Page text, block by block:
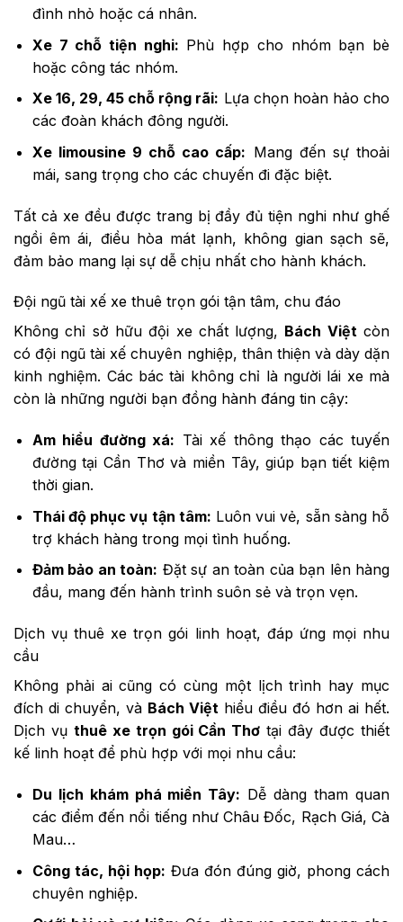
đình nhỏ hoặc cá nhân.
Xe 7 chỗ tiện nghi: Phù hợp cho nhóm bạn bè
hoặc công tác nhóm.
Xe 16, 29, 45 chỗ rộng rãi: Lựa chọn hoàn hảo cho
các đoàn khách đông người.
Xe limousine 9 chỗ cao cấp: Mang đến sự thoải
mái, sang trọng cho các chuyến đi đặc biệt.
Tất cả xe đều được trang bị đầy đủ tiện nghi như ghế
ngồi êm ái, điều hòa mát lạnh, không gian sạch sẽ,
đảm bảo mang lại sự dễ chịu nhất cho hành khách.
Đội ngũ tài xế xe thuê trọn gói tận tâm, chu đáo
Không chỉ sở hữu đội xe chất lượng, Bách Việtcòn
có đội ngũ tài xế chuyên nghiệp, thân thiện và dày dặn
kinh nghiệm. Các bác tài không chỉ là người lái xe mà
còn là những người bạn đồng hành đáng tin cậy:
Am hiểu đường xá: Tài xế thông thạo các tuyến
đường tại Cần Thơ và miền Tây, giúp bạn tiết kiệm
thời gian.
Thái độ phục vụ tận tâm: Luôn vui vẻ, sẵn sàng hỗ
trợ khách hàng trong mọi tình huống.
Đảm bảo an toàn: Đặt sự an toàn của bạn lên hàng
đầu, mang đến hành trình suôn sẻ và trọn vẹn.
Dịch vụ thuê xe trọn gói linh hoạt, đáp ứng mọi nhu
cầu
Không phải ai cũng có cùng một lịch trình hay mục
đích di chuyển, và Bách Việt hiểu điều đó hơn ai hết.
Dịch vụ thuê xe trọn gói Cần Thơ tại đây được thiết
kế linh hoạt để phù hợp với mọi nhu cầu:
Du lịch khám phá miền Tây: Dễ dàng tham quan
các điểm đến nổi tiếng như Châu Đốc, Rạch Giá, Cà
Mau…
Công tác, hội họp: Đưa đón đúng giờ, phong cách
chuyên nghiệp.